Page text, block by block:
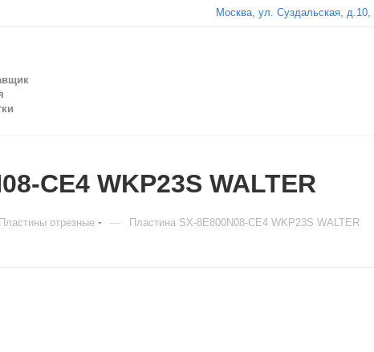
Москва, ул. Суздальская, д.10,
CE4 WKP23S WALTER
Пластины отрезные — Пластина SX-8E800N08-CE4 WKP23S WALTER